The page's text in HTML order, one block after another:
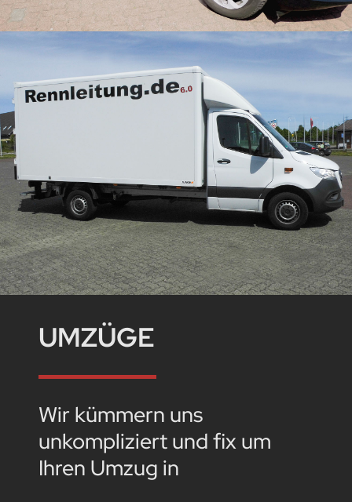
UMZÜGE
Wir kümmern uns
unkompliziert und fix um
Ihren Umzug in